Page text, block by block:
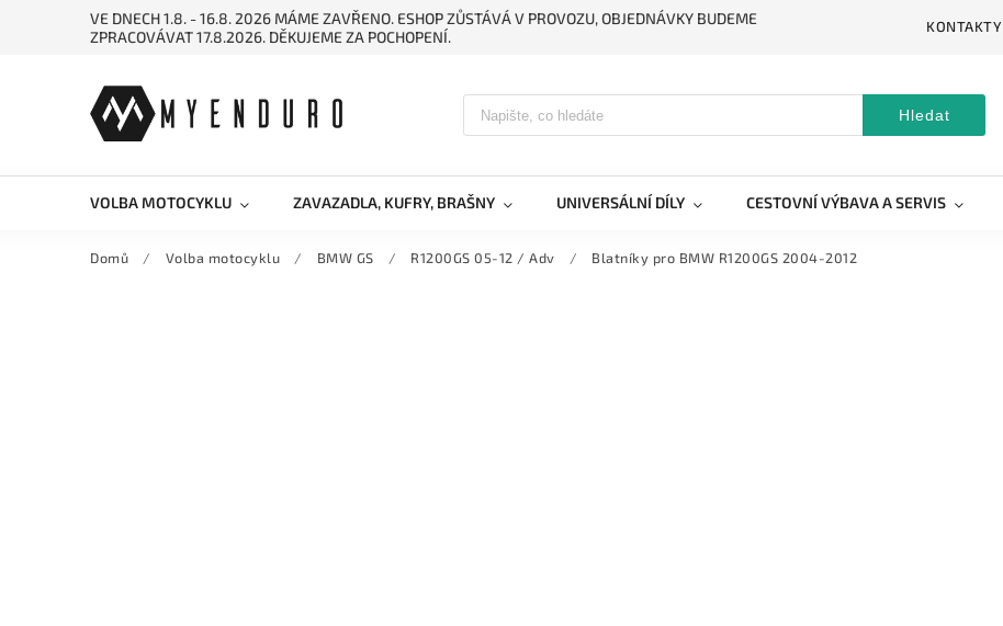
VE DNECH 1.8. - 16.8. 2026 MÁME ZAVŘENO. ESHOP ZŮSTÁVÁ V PROVOZU, OBJEDNÁVKY BUDEME
ZPRACOVÁVAT 17.8.2026. DĚKUJEME ZA POCHOPENÍ.
KONTAKTY
Hledat
VOLBA MOTOCYKLU ZAVAZADLA, KUFRY, BRAŠNY UNIVERSÁLNÍ DÍLY CESTOVNÍ VÝBAVA A SERVIS
Domů / Volba motocyklu / BMW GS / R1200GS 05-12 / Adv / Blatníky pro BMW R1200GS 2004-2012